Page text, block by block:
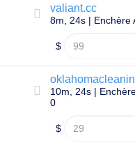
Whois
Évaluation
Suggestion
Délai
de
Grâce
Sécurité
valiant.cc
8m, 24s | Enchère
$
10m, 24s |
0
$